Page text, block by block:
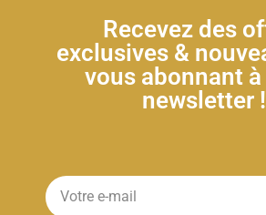
Recevez des
exclusives &
vous abonnant
newsletter !